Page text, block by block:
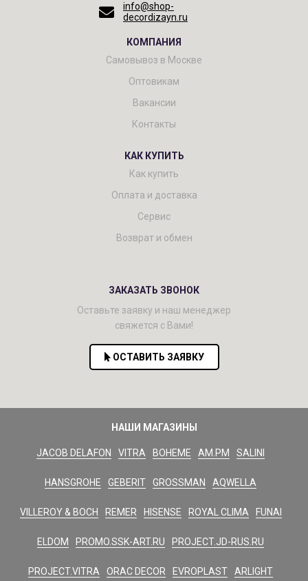
info@shop-
decordizayn.ru
КОМПАНИЯ
Самовывоз в Москве
Оптовикам
Вакансии
Контакты
КАК КУПИТЬ
Как купить
Оплата и доставка
Сервис
Возврат и обмен
ЗАКАЗАТЬ ЗВОНОК
Оставьте заявку и наш менеджер
свяжется с Вами!
ОСТАВИТЬ ЗАЯВКУ
НАШИ МАГАЗИНЫ
JACOB DELAFON VITRA BOHEME AM.PM SALINI
HANSGROHE GEBERIT GROSSMAN AQWELLA
VILLEROY & BOCH REMER HISENSE ROYAL CLIMA FUNAI
ELDOM PROMO.SSK-ART.RU PROJECT.JD-RUS.RU
PROJECT.VITRA ORAC DECOR EVROPLAST ARLIGHT